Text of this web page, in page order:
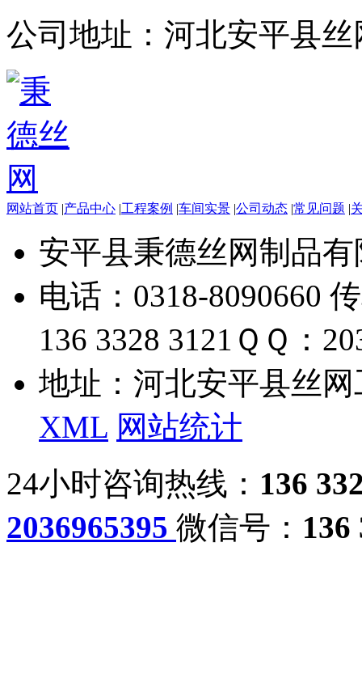
公司地址： 河北安平县
网站首页 |产品中心 |工程案例 |车间实景 |公司动态 |常见问题 |
安平县秉德丝网制品
电话：0318-8090660
136 3328 3121 ＱＱ：
地址：河北安平县丝
XML 网站统计
24小时咨询热线： 136
2036965395 微信号： 136